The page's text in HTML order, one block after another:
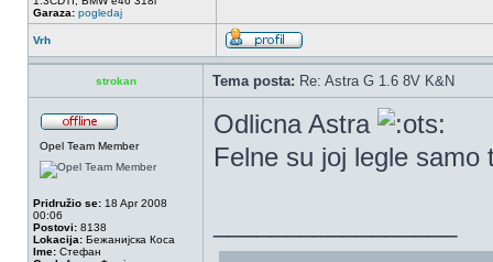
Garaza: pogledaj
Vrh
strokan Tema posta: Re: Astra G 1.6 8V K&N
Opel Team Member
Pridružio se: 18 Apr 2008
00:06
Postovi: 8138
Lokacija: Бежанијска Коса
Ime: Стефан
Odlicna Astra
Felne su joj legle